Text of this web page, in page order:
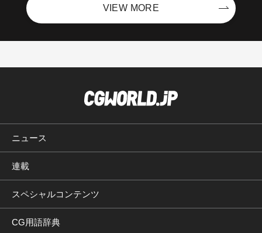
VIEW MORE
ニュース
連載
スペシャルコンテンツ
CG用語辞典